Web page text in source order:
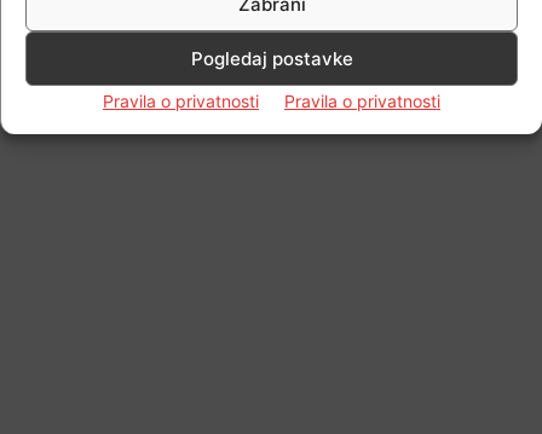
Pogledaj postavke
Pravila o privatnosti Pravila o privatnosti